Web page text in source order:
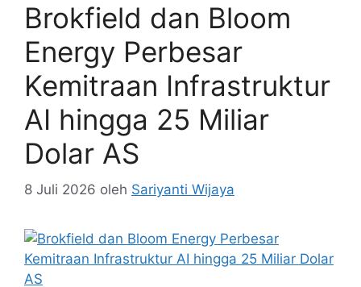
Brokfield dan Bloom
Energy Perbesar
Kemitraan Infrastruktur
AI hingga 25 Miliar
Dolar AS
8 Juli 2026 oleh Sariyanti Wijaya